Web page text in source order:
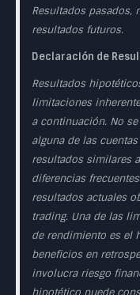
Resultados pasados,
resultados futuros.
Declaración de
Resultados
limitaciones
a continuación. No
alguna de las
resultados similares
diferencias
resultados actuales
trading. Una de las
de rendimiento es el
beneficios en
involucra riesgo
hipotético puede